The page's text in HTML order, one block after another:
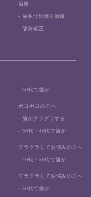
治療
- 歯並び別矯正治療
- 部分矯正
- 50代で歯が
ボロボロの方へ
- 歯がグラグラする
- 30代・40代で歯が
グラグラしてお悩みの方へ
- 40代・50代で歯が
グラグラしてお悩みの方へ
- 50代で歯が